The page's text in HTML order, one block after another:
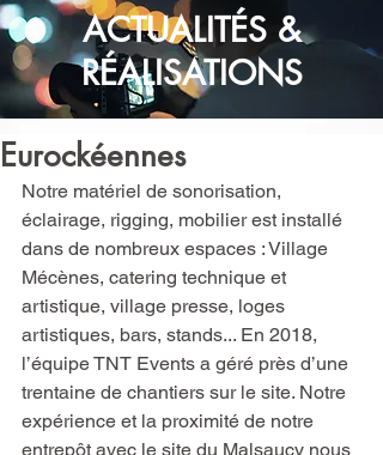
ACTUALITÉS &
RÉALISATIONS
Eurockéennes
Notre matériel de sonorisation,
éclairage, rigging, mobilier est installé
dans de nombreux espaces : Village
Mécènes, catering technique et
artistique, village presse, loges
artistiques, bars, stands... En 2018,
l’équipe TNT Events a géré près d’une
trentaine de chantiers sur le site. Notre
expérience et la proximité de notre
entrepôt avec le site du Malsaucy nous